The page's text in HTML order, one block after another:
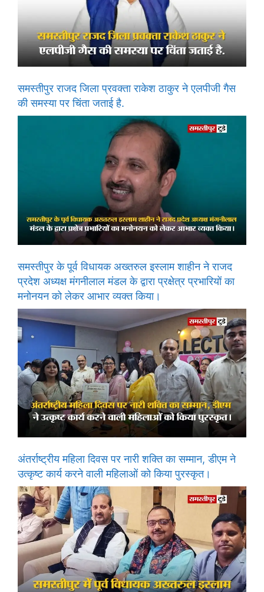
समस्तीपुर राजद जिला प्रवक्ता राकेश ठाकुर ने एलपीजी गैस
की समस्या पर चिंता जताई है.
समस्तीपुर के पूर्व विधायक अख्तरुल इस्लाम शाहीन ने राजद
प्रदेश अध्यक्ष मंगनीलाल मंडल के द्वारा प्रक्षेत्र प्रभारियों का
मनोनयन को लेकर आभार व्यक्त किया।
अंतर्राष्ट्रीय महिला दिवस पर नारी शक्ति का सम्मान, डीएम ने
उत्कृष्ट कार्य करने वाली महिलाओं को किया पुरस्कृत।